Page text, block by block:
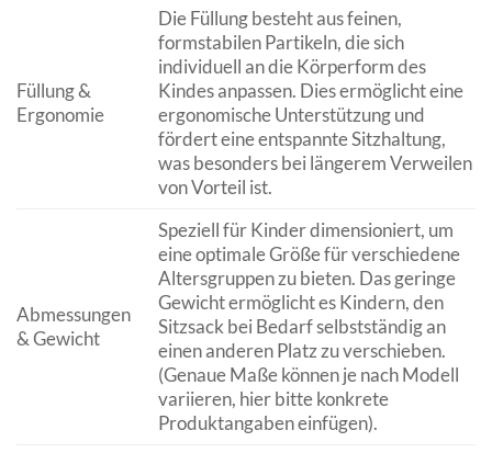
Füllung &
Ergonomie
Die Füllung besteht aus feinen,
formstabilen Partikeln, die sich
individuell an die Körperform des
Kindes anpassen. Dies ermöglicht eine
ergonomische Unterstützung und
fördert eine entspannte Sitzhaltung,
was besonders bei längerem Verweilen
von Vorteil ist.
Abmessungen
& Gewicht
Speziell für Kinder dimensioniert, um
eine optimale Größe für verschiedene
Altersgruppen zu bieten. Das geringe
Gewicht ermöglicht es Kindern, den
Sitzsack bei Bedarf selbstständig an
einen anderen Platz zu verschieben.
(Genaue Maße können je nach Modell
variieren, hier bitte konkrete
Produktangaben einfügen).